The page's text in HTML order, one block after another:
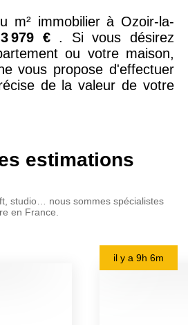
m² immobilier à Ozoir-la-
3 979 € . Si vous désirez
ou votre maison,
vous propose d'effectuer
de la valeur de votre
estimations
studio… nous sommes spécialistes
en France.
il y a 9h 6m